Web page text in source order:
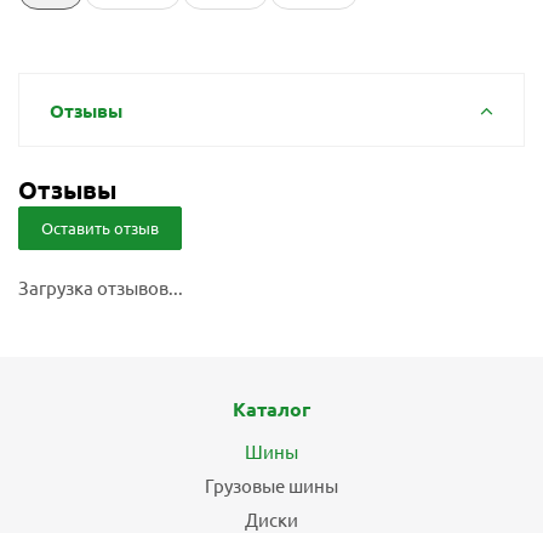
Отзывы
Отзывы
Оставить отзыв
Загрузка отзывов...
Каталог
Шины
Грузовые шины
Диски